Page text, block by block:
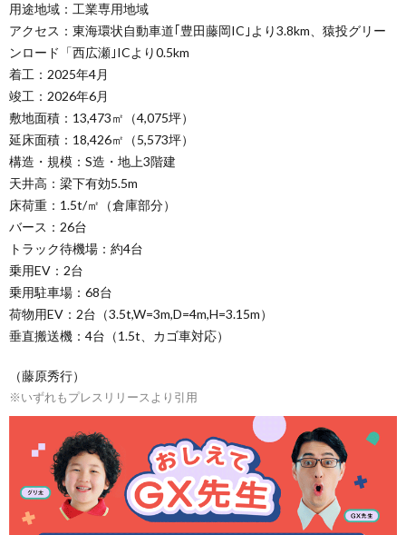
用途地域：工業専用地域
アクセス：東海環状自動車道｢豊田藤岡IC｣より3.8km、猿投グリー
ンロード「西広瀬｣ICより0.5km
着工：2025年4月
竣工：2026年6月
敷地面積：13,473㎡（4,075坪）
延床面積：18,426㎡（5,573坪）
構造・規模：S造・地上3階建
天井高：梁下有効5.5m
床荷重：1.5t/㎡（倉庫部分）
バース：26台
トラック待機場：約4台
乗用EV：2台
乗用駐車場：68台
荷物用EV：2台（3.5t,W=3m,D=4m,H=3.15m）
垂直搬送機：4台（1.5t、カゴ車対応）
（藤原秀行）
※いずれもプレスリリースより引用